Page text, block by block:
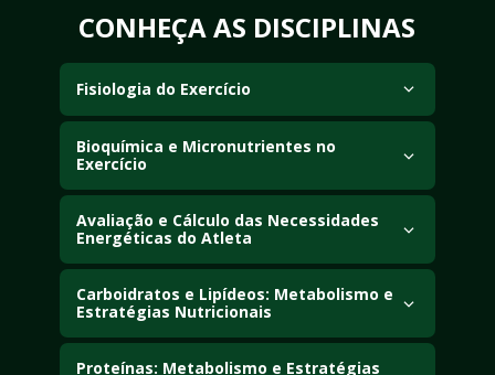
CONHEÇA AS DISCIPLINAS
Fisiologia do Exercício
Estude as respostas e adaptações dos sistemas
cardiovascular, respiratório, neuromuscular,
Compreenda os mecanismos fisiológicos
relacionados ao treinamento de força e às
adaptações do sistema musculoesquelético.
Bioquímica e Micronutrientes no
Exercício
Conheça o papel dos nutrientes, vitaminas e minerais
no metabolismo energético e no desempenho físico.
Aprenda como as adaptações bioquímicas ao
Avaliação e Cálculo das Necessidades
Energéticas do Atleta
Capacite-se na avaliação física, antropométrica e da
composição corporal aplicada ao esporte. Aprenda a
calcular e interpretar as necessidades energéticas de
Carboidratos e Lipídeos: Metabolismo e
Estratégias Nutricionais
Estude o metabolismo dos carboidratos e lipídeos
em condições fisiológicas, patológicas e durante o
Proteínas: Metabolismo e Estratégias